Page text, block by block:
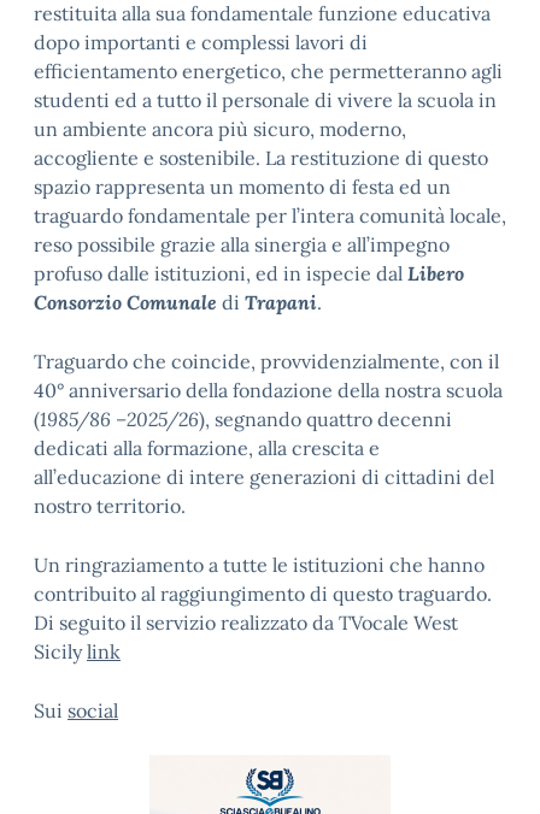
restituita alla sua fondamentale funzione educativa
dopo importanti e complessi lavori di
efficientamento energetico, che permetteranno agli
studenti ed a tutto il personale di vivere la scuola in
un ambiente ancora più sicuro, moderno,
accogliente e sostenibile. La restituzione di questo
spazio rappresenta un momento di festa ed un
traguardo fondamentale per l’intera comunità locale,
reso possibile grazie alla sinergia e all’impegno
profuso dalle istituzioni, ed in ispecie dal Libero
Consorzio Comunale di Trapani.
Traguardo che coincide, provvidenzialmente, con il
40° anniversario della fondazione della nostra scuola
(1985/86 –2025/26), segnando quattro decenni
dedicati alla formazione, alla crescita e
all’educazione di intere generazioni di cittadini del
nostro territorio.
Un ringraziamento a tutte le istituzioni che hanno
contribuito al raggiungimento di questo traguardo.
Di seguito il servizio realizzato da TVocale West
Sicilylink
Sui social